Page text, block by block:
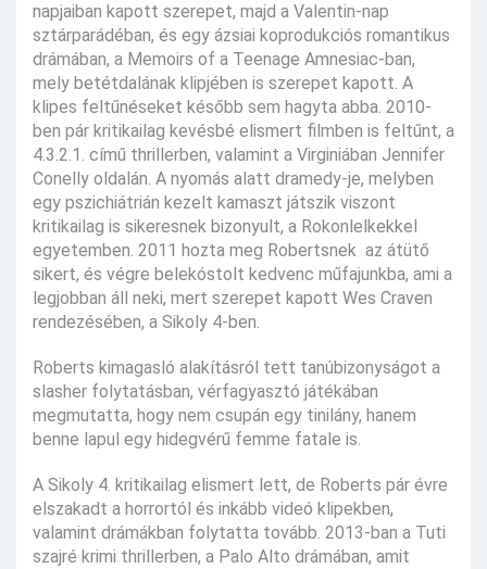
napjaiban kapott szerepet, majd a Valentin-nap
sztárparádéban, és egy ázsiai koprodukciós romantikus
drámában, a Memoirs of a Teenage Amnesiac-ban,
mely betétdalának klipjében is szerepet kapott. A
klipes feltűnéseket később sem hagyta abba. 2010-
ben pár kritikailag kevésbé elismert filmben is feltűnt, a
4.3.2.1. című thrillerben, valamint a Virginiában Jennifer
Conelly oldalán. A nyomás alatt dramedy-je, melyben
egy pszichiátrián kezelt kamaszt játszik viszont
kritikailag is sikeresnek bizonyult, a Rokonlelkekkel
egyetemben. 2011 hozta meg Robertsnek az átütő
sikert, és végre belekóstolt kedvenc műfajunkba, ami a
legjobban áll neki, mert szerepet kapott Wes Craven
rendezésében, a Sikoly 4-ben.
Roberts kimagasló alakításról tett tanúbizonyságot a
slasher folytatásban, vérfagyasztó játékában
megmutatta, hogy nem csupán egy tinilány, hanem
benne lapul egy hidegvérű femme fatale is.
A Sikoly 4. kritikailag elismert lett, de Roberts pár évre
elszakadt a horrortól és inkább videó klipekben,
valamint drámákban folytatta tovább. 2013-ban a Tuti
szajré krimi thrillerben, a Palo Alto drámában, amit